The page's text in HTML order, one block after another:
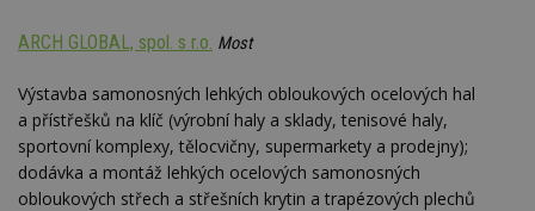
ARCH GLOBAL, spol. s r.o. Most
Výstavba samonosných lehkých obloukových ocelových hal
a přístřešků na klíč (výrobní haly a sklady, tenisové haly,
sportovní komplexy, tělocvičny, supermarkety a prodejny);
dodávka a montáž lehkých ocelových samonosných
obloukových střech a střešních krytin a trapézových plechů